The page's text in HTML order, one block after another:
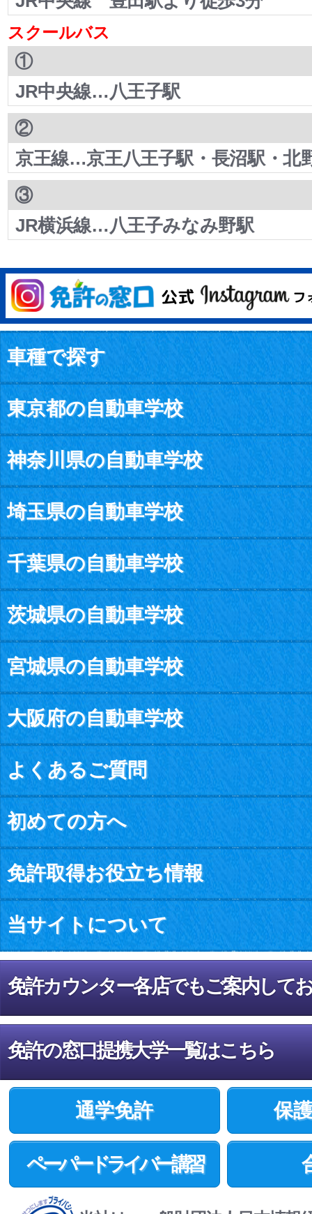
スクールバス
①
JR中央線…八王子駅
②
京王線…京王八王子駅・長沼駅・北
③
JR横浜線…八王子みなみ野駅
車種で探す
東京都の自動車学校
神奈川県の自動車学校
埼玉県の自動車学校
千葉県の自動車学校
茨城県の自動車学校
宮城県の自動車学校
大阪府の自動車学校
よくあるご質問
初めての方へ
免許取得お役立ち情報
当サイトについて
免許カウンター各店でもご案内して
免許の窓口提携大学一覧はこちら
通学免許
ペーパードライバー講習
保